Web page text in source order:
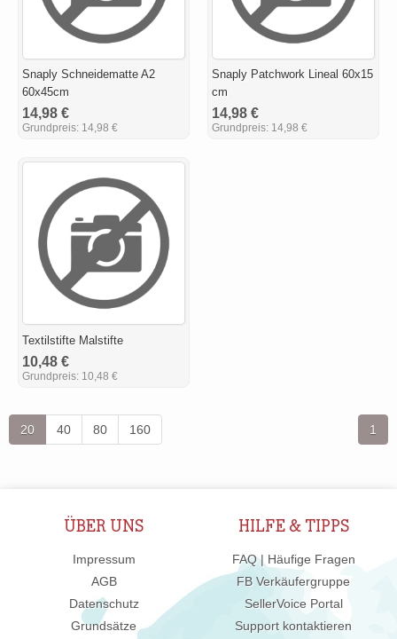
Snaply Schneidematte A2
60x45cm
14,98 €
Grundpreis: 14,98 €
Snaply Patchwork Lineal 60x15
cm
14,98 €
Grundpreis: 14,98 €
Textilstifte Malstifte
10,48 €
Grundpreis: 10,48 €
20 40 80 160 1
ÜBER UNS
Impressum
AGB
Datenschutz
Grundsätze
HILFE & TIPPS
FAQ | Häufige Fragen
FB Verkäufergruppe
SellerVoice Portal
Support kontaktieren